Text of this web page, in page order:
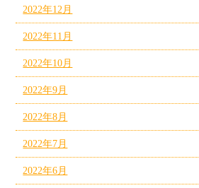
2022年12月
2022年11月
2022年10月
2022年9月
2022年8月
2022年7月
2022年6月